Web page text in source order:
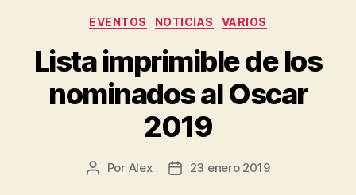
Mejor
Película»
Categorías
EVENTOS NOTICIAS VARIOS
Lista imprimible de los
nominados al Oscar
2019
Autor
Por Alex
Fecha23 enero 2019